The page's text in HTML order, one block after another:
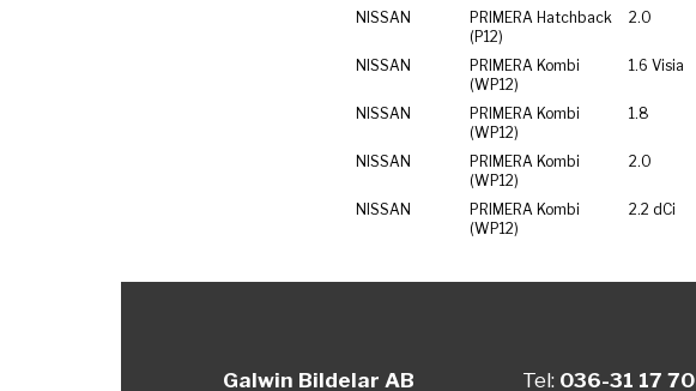
NISSAN
PRIMERA Hatchback
(P12)
2.0
NISSAN
PRIMERA Kombi
(WP12)
1.6 Visia
NISSAN
PRIMERA Kombi
(WP12)
1.8
NISSAN
PRIMERA Kombi
(WP12)
2.0
NISSAN
PRIMERA Kombi
(WP12)
2.2 dCi
Galwin Bildelar AB Tel: 036-31 17 70